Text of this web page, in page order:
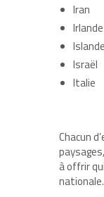
Iran
Irlande
Islande
Israël
Italie
Chacun
à offrir
nationale.